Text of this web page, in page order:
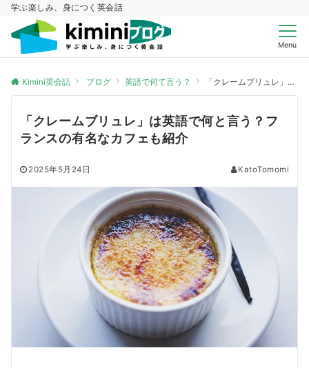
学ぶ楽しみ、身につく英会話
Menu
Kimini英会話 ブログ 英語で何て言う？ 「クレームブリュレ」は英語で何と言う？フランスの有名なカフェも紹介
「クレームブリュレ」は英語で何と言う？フ
ランスの有名なカフェも紹介
2025年5月24日 KatoTomomi